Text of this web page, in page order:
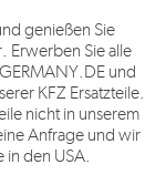
genießen Sie
Erwerben Sie alle
und
KFZ Ersatzteile.
nicht in unserem
Anfrage und wir
in den USA.